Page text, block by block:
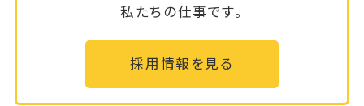
私たちの仕事です。
採用情報を見る